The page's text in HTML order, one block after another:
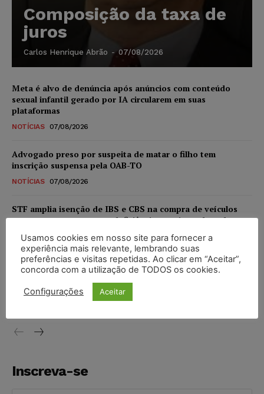
Composição da taxa de
juros
Carlos Henrique Abrão - 07/08/2026
Meta é alvo de denúncia após anúncios com conteúdo
sexual infantil gerado por IA circularem em suas
plataformas
NOTÍCIAS 07/08/2026
Advogado preso por suspeita de matar o filho tem
inscrição suspensa pela OAB-TO
NOTÍCIAS 07/08/2026
STF amplia isenção de IBS e CBS na compra de veículos
novos para pessoas com deficiência e autistas de todos os
DIREITO TRIBUTÁRIO 07/08/2026
Justiça do Trabalho mantém justa causa de empregado que
vendia canetas emagrecedoras no local de trabalho
Inscreva-se
Usamos cookies em nosso site para fornecer a
experiência mais relevante, lembrando suas
preferências e visitas repetidas. Ao clicar em “Aceitar”,
concorda com a utilização de TODOS os cookies.
Configurações Aceitar